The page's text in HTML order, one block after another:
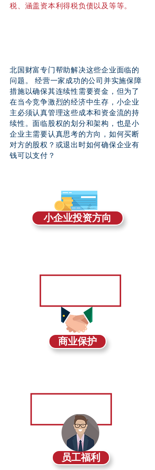
税、涵盖资本利得税负债以及等等。
北国财富专门帮助解决这些企业面临的
问题。 经营一家成功的公司并实施保障
措施以确保其连续性需要资金，但为了
在当今竞争激烈的经济中生存，小企业
主必须认真管理这些成本和资金流的持
续性。面临股权的划分和架构，也是小
企业主需要认真思考的方向，如何买断
对方的股权？或退出时如何确保企业有
钱可以支付？
小企业投资方向
商业保护
员工福利